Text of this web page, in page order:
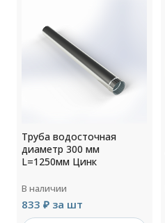
Труба водосточная
диаметр 300 мм
L=1250мм Цинк
В наличии
833 ₽ за шт